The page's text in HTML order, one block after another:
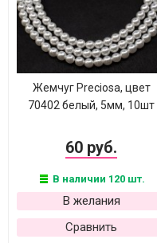
Жемчуг Preciosa, цвет
70402 белый, 5мм, 10шт
60 руб.
В наличии 120 шт.
В желания
Сравнить